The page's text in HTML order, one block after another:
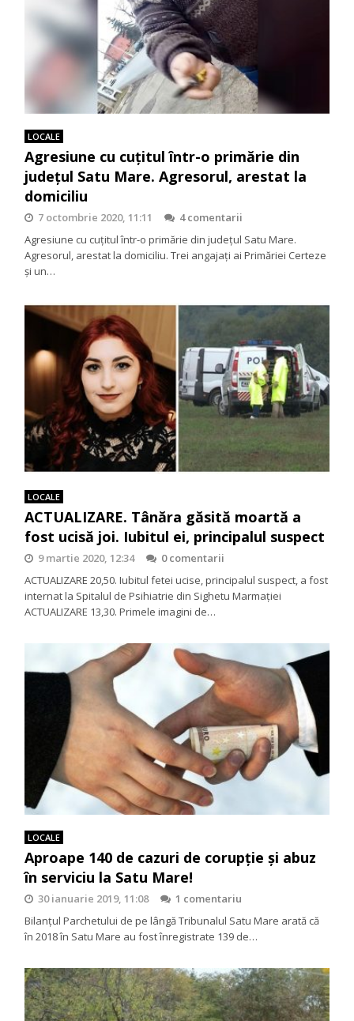
LOCALE
Agresiune cu cuțitul într-o primărie din
județul Satu Mare. Agresorul, arestat la
domiciliu
7 octombrie 2020, 11:11
4 comentarii
Agresiune cu cuțitul într-o primărie din județul Satu Mare.
Agresorul, arestat la domiciliu. Trei angajați ai Primăriei Certeze
și un…
LOCALE
ACTUALIZARE. Tânăra găsită moartă a
fost ucisă joi. Iubitul ei, principalul suspect
9 martie 2020, 12:34
0 comentarii
ACTUALIZARE 20,50. Iubitul fetei ucise, principalul suspect, a fost
internat la Spitalul de Psihiatrie din Sighetu Marmației
ACTUALIZARE 13,30. Primele imagini de…
LOCALE
Aproape 140 de cazuri de corupţie şi abuz
în serviciu la Satu Mare!
30 ianuarie 2019, 11:08
1 comentariu
Bilanţul Parchetului de pe lângă Tribunalul Satu Mare arată că
în 2018 în Satu Mare au fost înregistrate 139 de…